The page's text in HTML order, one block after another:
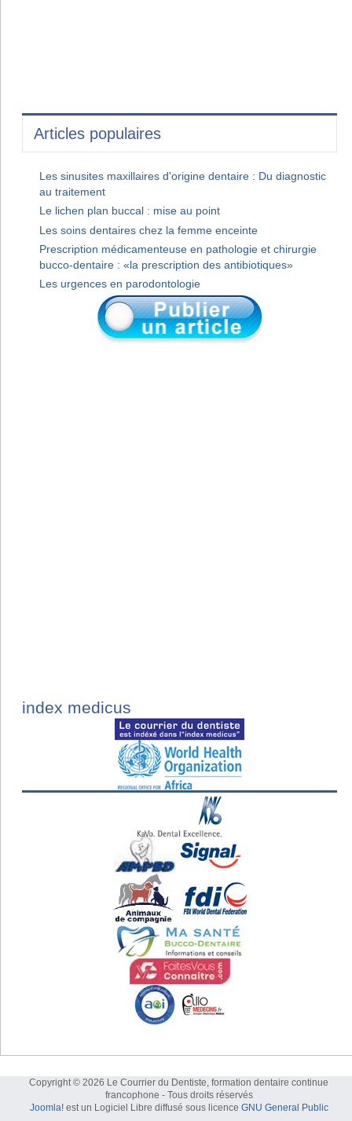
Articles populaires
Les sinusites maxillaires d'origine dentaire : Du diagnostic
au traitement
Le lichen plan buccal : mise au point
Les soins dentaires chez la femme enceinte
Prescription médicamenteuse en pathologie et chirurgie
bucco-dentaire : «la prescription des antibiotiques»
Les urgences en parodontologie
index medicus
Copyright © 2026 Le Courrier du Dentiste, formation dentaire continue
francophone - Tous droits réservés
Joomla!est un Logiciel Libre diffusé sous licence GNU General Public